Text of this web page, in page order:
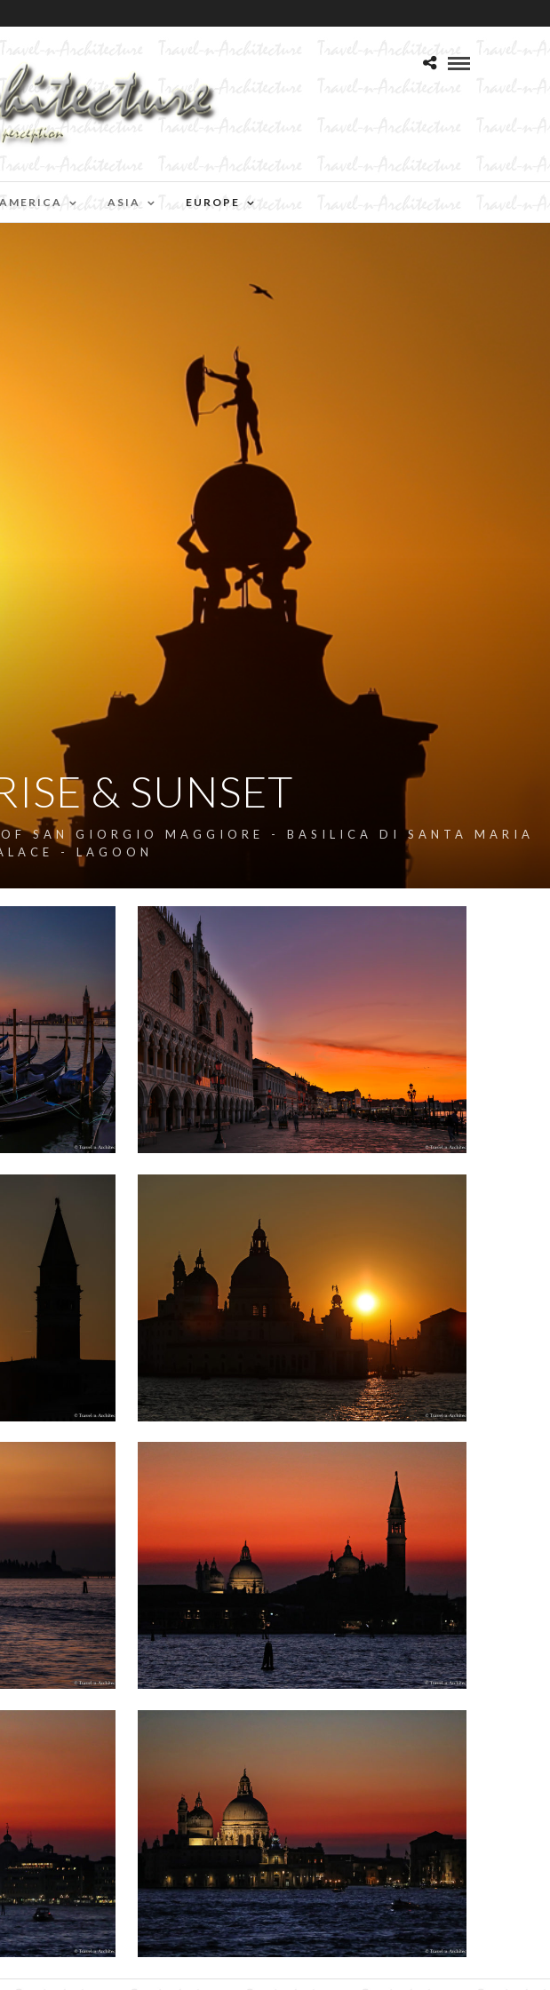
AMERICA ASIA EUROPE
& SUNSET
SAN GIORGIO MAGGIORE - BASILICA DI SANTA MARIA
- LAGOON